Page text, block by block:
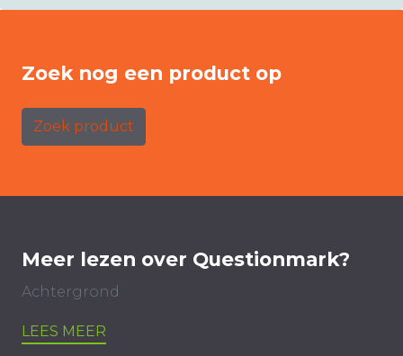
Zoek nog een product op
Zoek product
Meer lezen over Questionmark?
Achtergrond
LEES MEER